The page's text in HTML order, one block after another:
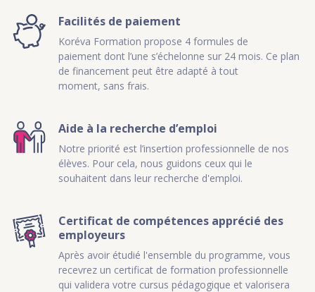
Facilités de paiement
Koréva Formation propose 4 formules de
paiement dont l’une s’échelonne sur 24 mois. Ce plan
de financement peut être adapté à tout
moment, sans frais.
Aide à la recherche d’emploi
Notre priorité est l’insertion professionnelle de nos
élèves. Pour cela, nous guidons ceux qui le
souhaitent dans leur recherche d'emploi.
Certificat de compétences apprécié des
employeurs
Après avoir étudié l'ensemble du programme, vous
recevrez un certificat de formation professionnelle
qui validera votre cursus pédagogique et valorisera